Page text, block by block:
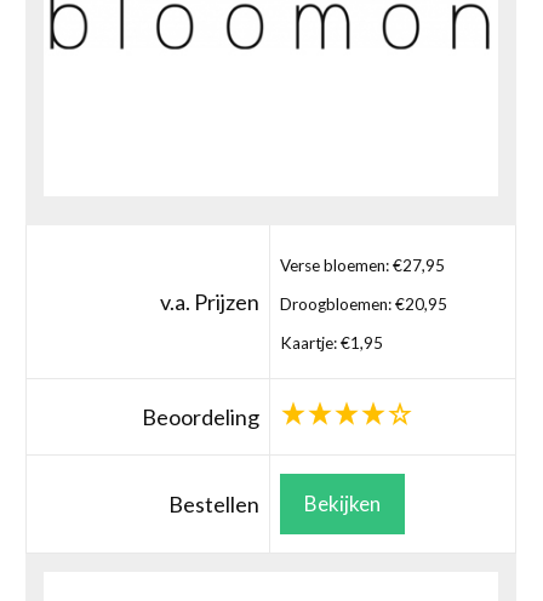
v.a. Prijzen
Verse bloemen: €27,95
Droogbloemen: €20,95
Kaartje: €1,95
Beoordeling
Bestellen Bekijken